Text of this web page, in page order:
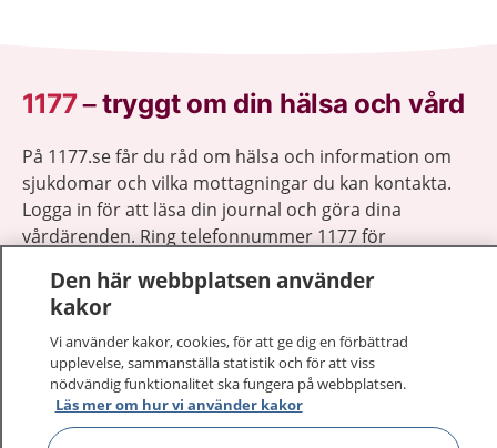
1177–tryggt om din hälsa och vård
På 1177.se får du råd om hälsa och information om
sjukdomar och vilka mottagningar du kan kontakta.
Logga in för att läsa din journal och göra dina
vårdärenden. Ring telefonnummer 1177 för
1177 ger dig råd när du vill må bättre.
1177 på flera språk Visa
Den här webbplatsen använder
kakor
Vi använder kakor, cookies, för att ge dig en förbättrad
upplevelse, sammanställa statistik och för att viss
nödvändig funktionalitet ska fungera på webbplatsen.
Läs mer om hur vi använder kakor